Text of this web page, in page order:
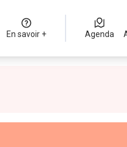
En savoir + Agenda